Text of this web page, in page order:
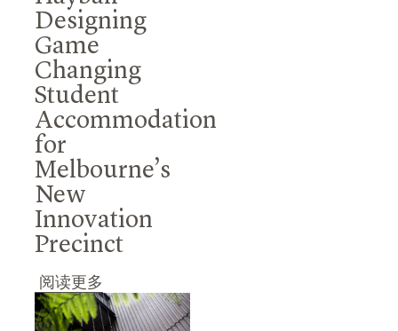
Designing
Game
Changing
Student
Accommodation
for
Melbourne’s
New
Innovation
Precinct
阅读更多